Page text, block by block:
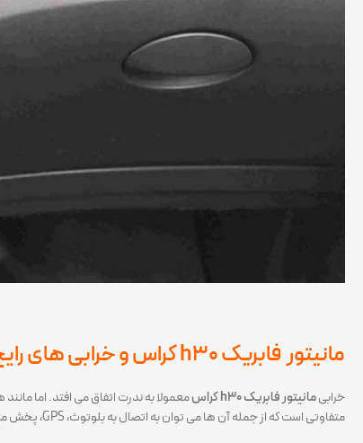
مانیتورفابریک h30 کراس و خرابی های
خرابیمانیتور فابریک h30 کراس معمولا به ندرت اتفاق می افتد. اما
متفاوتی است که از جمله آن ها می توان به اتصال به بلوتوث، GPS، پخش موزیک و … اشاره کرد. امکان نصب دوربین ها و سنسورهای مختلف نیز به این مانیتور وجود دارد.